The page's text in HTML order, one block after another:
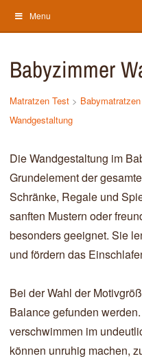
Menu
Babyzimmer
Matratzen Test >
Wandgestaltung
Die Wandgestaltung im
Grundelement der
Schränke, Regale und
sanften Mustern oder
besonders geeignet. Sie
und fördern das
Bei der Wahl der
Balance gefunden
verschwimmen im
können unruhig machen,